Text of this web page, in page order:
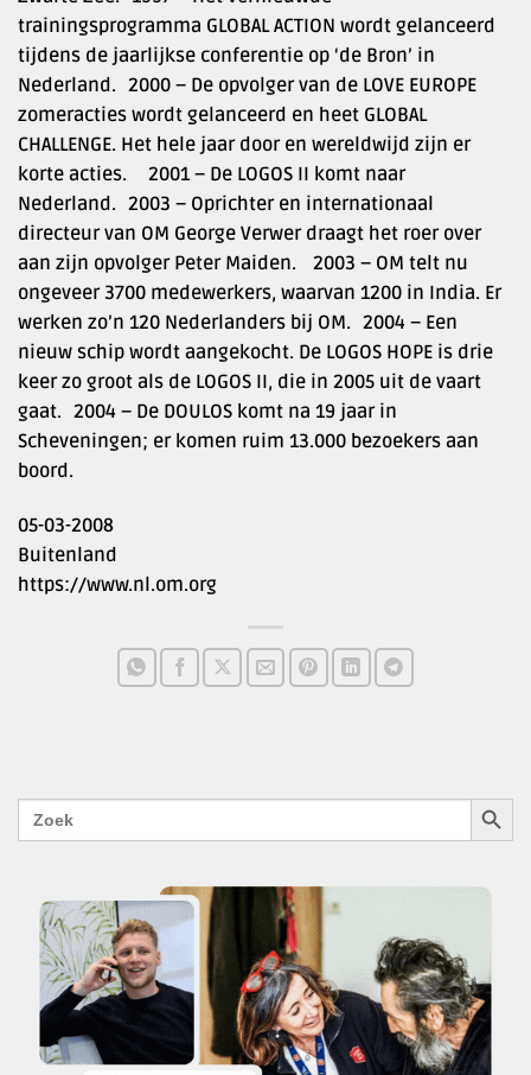
trainingsprogramma GLOBAL ACTION wordt gelanceerd
tijdens de jaarlijkse conferentie op ‘de Bron’ in
Nederland. 2000 – De opvolger van de LOVE EUROPE
zomeracties wordt gelanceerd en heet GLOBAL
CHALLENGE. Het hele jaar door en wereldwijd zijn er
korte acties. 2001 – De LOGOS II komt naar
Nederland. 2003 – Oprichter en internationaal
directeur van OM George Verwer draagt het roer over
aan zijn opvolger Peter Maiden. 2003 – OM telt nu
ongeveer 3700 medewerkers, waarvan 1200 in India. Er
werken zo’n 120 Nederlanders bij OM. 2004 – Een
nieuw schip wordt aangekocht. De LOGOS HOPE is drie
keer zo groot als de LOGOS II, die in 2005 uit de vaart
gaat. 2004 – De DOULOS komt na 19 jaar in
Scheveningen; er komen ruim 13.000 bezoekers aan
boord.
05-03-2008
Buitenland
https://www.nl.om.org
Zoek
naar: